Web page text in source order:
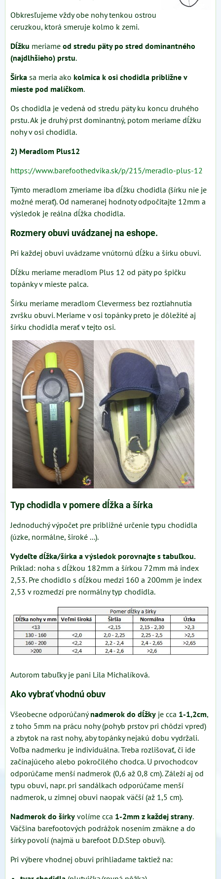
Obkresľujeme vždy obe nohy tenkou ostrou
ceruzkou, ktorá smeruje kolmo k zemi.
Dĺžku meriame od stredu päty po stred dominantného
(najdlhšieho) prstu.
Šírka sa meria ako kolmica k osi chodidla približne v
mieste pod malíčkom.
Os chodidla je vedená od stredu päty ku koncu druhého
prstu. Ak je druhý prst dominantný, potom meriame dĺžku
nohy v osi chodidla.
2) Meradlom Plus12
https://www.barefoothedvika.sk/p/215/meradlo-plus-12
Týmto meradlom zmeriame iba dĺžku chodidla (šírku nie je
možné merať). Od nameranej hodnoty odpočitajte 12mm a
výsledok je reálna dĺžka chodidla.
Rozmery obuvi uvádzanej na eshope.
Pri každej obuvi uvádzame vnútornú dĺžku a šírku obuvi.
Dĺžku meriame meradlom Plus 12 od päty po špičku
topánky v mieste palca.
Šírku meriame meradlom Clevermess bez roztiahnutia
zvršku obuvi. Meriame v osi topánky preto je dôležité aj
šírku chodidla merať v tejto osi.
Typ chodidla v pomere dĺžka a šírka
Jednoduchý výpočet pre približné určenie typu chodidla
(úzke, normálne, široké ...).
Vydeľte dĺžka/šírka a výsledok porovnajte s tabuľkou.
Príklad: noha s dĺžkou 182mm a šírkou 72mm má index
2,53. Pre chodidlo s dĺžkou medzi 160 a 200mm je index
2,53 v rozmedzí pre normálny typ chodidla.
Autorom tabuľky je pani Lila Michalíková.
Ako vybrať vhodnú obuv
Všeobecne odporúčanýnadmerok do dĺžky je cca 1-1,2cm,
z toho 5mm na prácu nohy (pohyb prstov pri chôdzi vpred)
a zbytok na rast nohy, aby topánky nejakú dobu vydržali.
Voľba nadmerku je individuálna. Treba rozlišovať, či ide
začínajúceho alebo pokročilého chodca. U prvochodcov
odporúčame menší nadmerok (0,6 až 0,8 cm). Záleží aj od
typu obuvi, napr. pri sandálkach odporúčame menší
nadmerok, u zimnej obuvi naopak väčší (až 1,5 cm).
Nadmerok do šírky volíme cca 1-2mm z každej strany.
Väčšina barefootových podrážok nosením zmäkne a do
šírky povolí (najmä u barefoot D.D.Step obuvi).
Pri výbere vhodnej obuvi prihliadame taktiež na: